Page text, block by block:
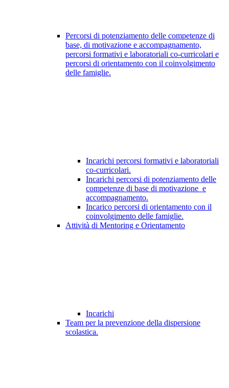
Percorsi di potenziamento delle competenze di
base, di motivazione e accompagnamento,
percorsi formativi e laboratoriali co-curricolari e
percorsi di orientamento con il coinvolgimento
delle famiglie.
Incarichi percorsi formativi e laboratoriali
co-curricolari.
Incarichi percorsi di potenziamento delle
competenze di base di motivazione e
accompagnamento.
Incarico percorsi di orientamento con il
coinvolgimento delle famiglie.
Attività di Mentoring e Orientamento
Incarichi
Team per la prevenzione della dispersione
scolastica.